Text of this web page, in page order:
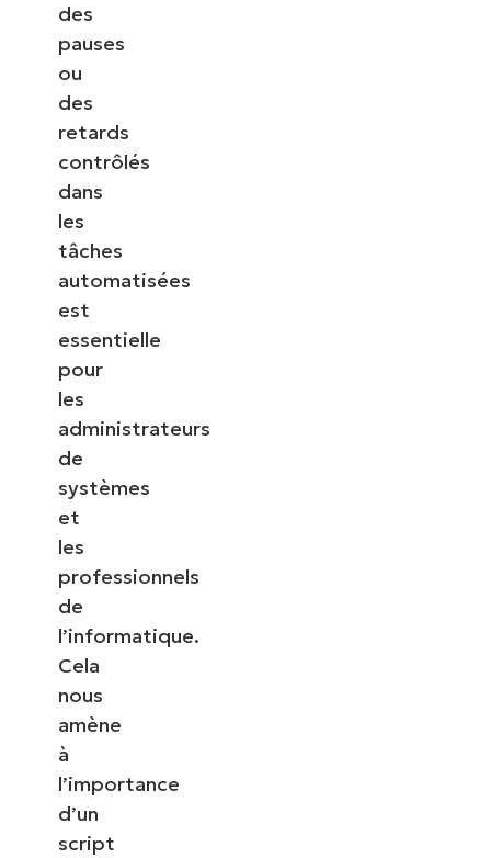
des
pauses
ou
des
retards
contrôlés
dans
les
tâches
automatisées
est
essentielle
pour
les
administrateurs
de
systèmes
et
les
professionnels
de
l’informatique.
Cela
nous
amène
à
l’importance
d’un
script